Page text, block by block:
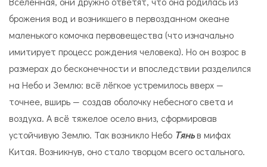
брожения вод и возникшего в первозданном океане
маленького комочка первовещества (что изначально
имитирует процесс рождения человека). Но он возрос в
размерах до бесконечности и впоследствии разделился
на Небо и Землю: всё лёгкое устремилось вверх —
точнее, вширь — создав оболочку небесного света и
воздуха. А всё тяжелое осело вниз, сформировав
устойчивую Землю. Так возникло Небо Тяньв мифах
Китая. Возникнув, оно стало творцом всего остального.